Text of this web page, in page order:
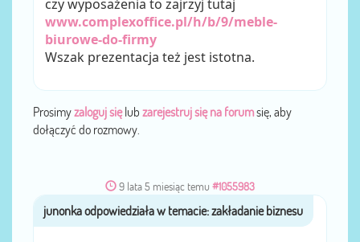
czy wyposażenia to zajrzyj tutaj
www.complexoffice.pl/h/b/9/meble-
biurowe-do-firmy
Wszak prezentacja też jest istotna.
Prosimyzaloguj sięlub zarejestruj się na forumsię, aby
dołączyć do rozmowy.
9 lata 5 miesiąc temu #1055983
przez junonka